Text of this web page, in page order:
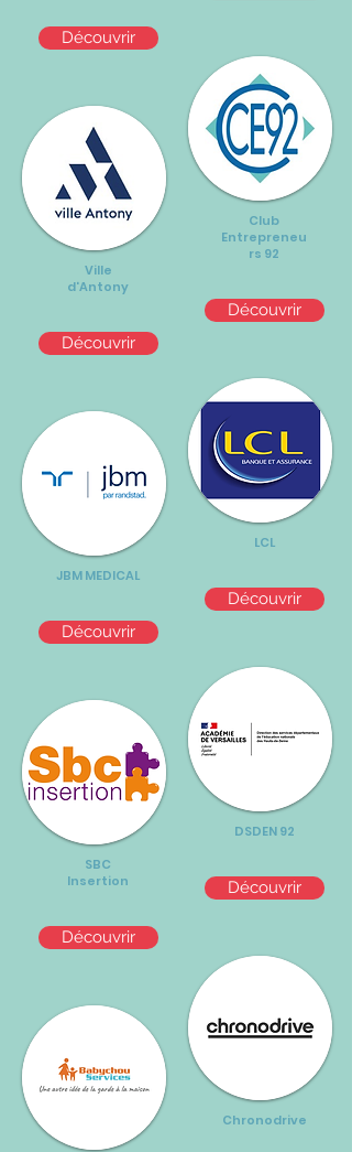
Découvrir
Ville
d'Antony
Découvrir
JBM MEDICAL
Découvrir
SBC
Insertion
Découvrir
Club
Entrepreneu
rs 92
Découvrir
LCL
Découvrir
DSDEN 92
Découvrir
Chronodrive